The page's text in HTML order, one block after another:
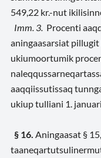
549,22 kr.-nut
Imm. 3. Procenti
aningaasarsiat
ukiumoortumik
aaqqiissutissaq
ukiup tulliani 1.
§ 16. Aningaasat §